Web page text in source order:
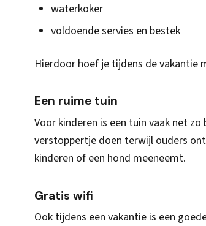
waterkoker
voldoende servies en bestek
Hierdoor hoef je tijdens de vakantie
Een ruime tuin
Voor kinderen is een tuin vaak net
verstoppertje doen terwijl ouders
kinderen of een hond meeneemt.
Gratis wifi
Ook tijdens een vakantie is een